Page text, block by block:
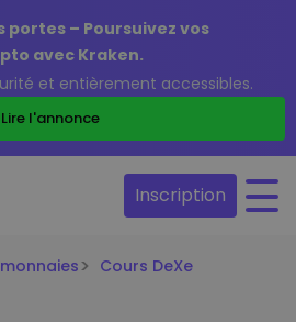
– Poursuivez vos
avec Kraken.
et entièrement accessibles.
Lire l'annonce
Inscription
Cours DeXe